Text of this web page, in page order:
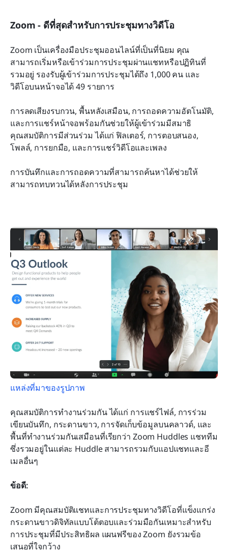
Zoom - ดีที่สุดสำหรับการประชุมทางวิดีโอ
Zoom เป็นเครื่องมือประชุมออนไลน์ที่เป็นที่นิยม คุณ
สามารถเริ่มหรือเข้าร่วมการประชุมผ่านแชทหรือปฏิทินที่
รวมอยู่ รองรับผู้เข้าร่วมการประชุมได้ถึง 1,000 คน และ
วิดีโอบนหน้าจอได้ 49 รายการ
การลดเสียงรบกวน, พื้นหลังเสมือน, การถอดความอัตโนมัติ,
และการแชร์หน้าจอพร้อมกันช่วยให้ผู้เข้าร่วมมีสมาธิ
คุณสมบัติการมีส่วนร่วม ได้แก่ ฟิลเตอร์, การตอบสนอง,
โพลล์, การยกมือ, และการแชร์วิดีโอและเพลง
การบันทึกและการถอดความที่สามารถค้นหาได้ช่วยให้
สามารถทบทวนได้หลังการประชุม
แหล่งที่มาของรูปภาพ
คุณสมบัติการทำงานร่วมกัน ได้แก่ การแชร์ไฟล์, การร่วม
เขียนบันทึก, กระดานขาว, การจัดเก็บข้อมูลบนคลาวด์, และ
พื้นที่ทำงานร่วมกันเสมือนที่เรียกว่า Zoom Huddles แชททีม
ซึ่งรวมอยู่ในแต่ละ Huddle สามารถรวมกับแอปแชทและอี
เมลอื่นๆ
ข้อดี:
Zoom มีคุณสมบัติแชทและการประชุมทางวิดีโอที่แข็งแกร่ง
กระดานขาวดิจิทัลแบบโต้ตอบและร่วมมือกันเหมาะสำหรับ
การประชุมที่มีประสิทธิผล แผนฟรีของ Zoom ยังรวมข้อ
เสนอที่ใจกว้าง